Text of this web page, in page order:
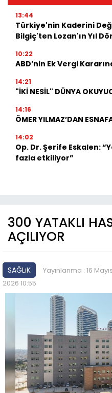
13:44
Türkiye'nin Kaderini
Bilgiç'ten Lozan'ın Yıl
10:22
ABD’nin Ek Vergi
14:21
"İKİ NESİL" DÜNYA
14:16
ÖMER YILMAZ’DAN
14:02
Op. Dr. Şerife Eskalen:
fazla etkiliyor”
300 YATAKLI
AÇILIYOR
SAĞLıK Yayınlanma : 16
2026 10:55